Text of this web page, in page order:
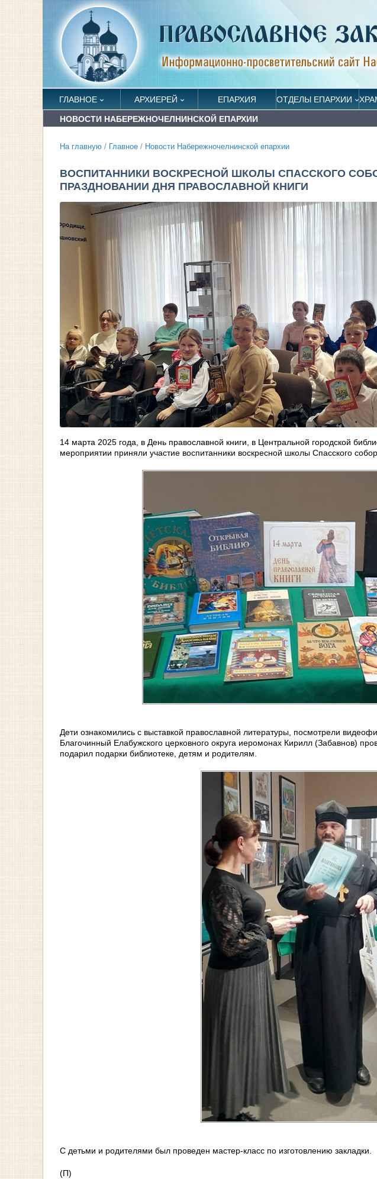
ГЛАВНОЕ АРХИЕРЕЙ ЕПАРХИЯ ОТДЕЛЫ ЕПАРХИИ
НОВОСТИ НАБЕРЕЖНОЧЕЛНИНСКОЙ ЕПАРХИИ
На главную / Главное / Новости Набережночелнинской епархии
ВОСПИТАННИКИ ВОСКРЕСНОЙ ШКОЛЫ СПАССКОГО
ПРАЗДНОВАНИИ ДНЯ ПРАВОСЛАВНОЙ КНИГИ
14 марта 2025 года, в День православной книги, в Центральной городской
мероприятии приняли участие воспитанники воскресной школы Спасского
Дети ознакомились с выставкой православной литературы, посмотрели
Благочинный Елабужского церковного округа иеромонах Кирилл (Забавнов)
подарил подарки библиотеке, детям и родителям.
С детьми и родителями был проведен мастер-класс по изготовлению закладки.
(П)